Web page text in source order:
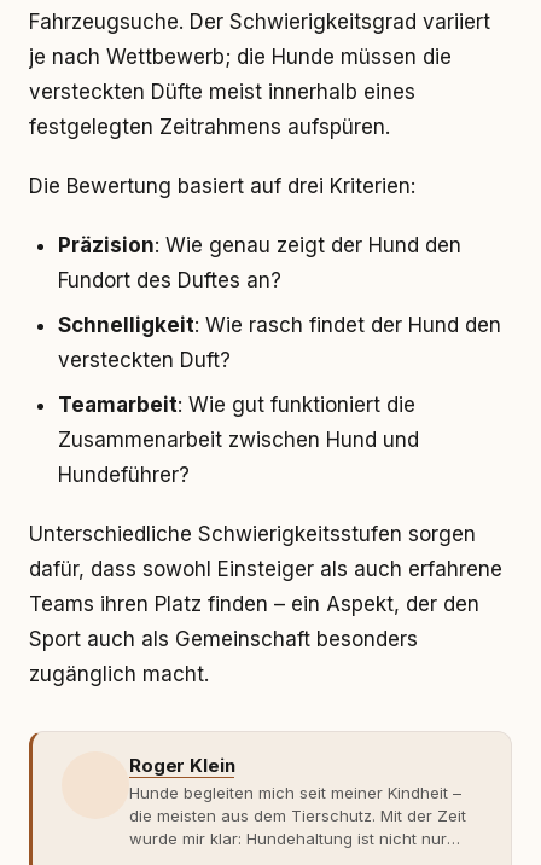
Fahrzeugsuche. Der Schwierigkeitsgrad variiert
je nach Wettbewerb; die Hunde müssen die
versteckten Düfte meist innerhalb eines
festgelegten Zeitrahmens aufspüren.
Die Bewertung basiert auf drei Kriterien:
Präzision: Wie genau zeigt der Hund den
Fundort des Duftes an?
Schnelligkeit: Wie rasch findet der Hund den
versteckten Duft?
Teamarbeit: Wie gut funktioniert die
Zusammenarbeit zwischen Hund und
Hundeführer?
Unterschiedliche Schwierigkeitsstufen sorgen
dafür, dass sowohl Einsteiger als auch erfahrene
Teams ihren Platz finden – ein Aspekt, der den
Sport auch als Gemeinschaft besonders
zugänglich macht.
Roger Klein
Hunde begleiten mich seit meiner Kindheit –
die meisten aus dem Tierschutz. Mit der Zeit
wurde mir klar: Hundehaltung ist nicht nur